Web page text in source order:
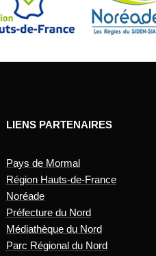
LIENS PARTENAIRES
Pays de Mormal
Région Hauts-de-France
Noréade
Préfecture du Nord
Médiathèque du Nord
Parc Régional du Nord